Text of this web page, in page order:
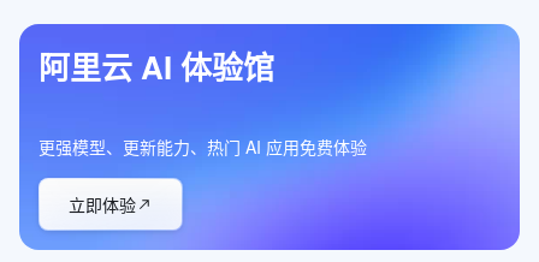
阿里云 AI 体验馆
更强模型、更新能力、热门 AI 应用免费体验
立即体验